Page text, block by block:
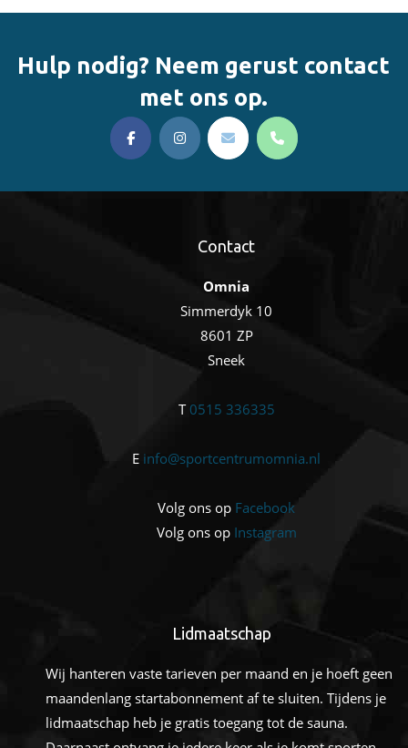
Hulp nodig? Neem gerust contact
met ons op.
Contact
Omnia
Simmerdyk 10
8601 ZP
Sneek
T0515 336335
E info@sportcentrumomnia.nl
Volg ons op Facebook
Volg ons op Instagram
Lidmaatschap
Wij hanteren vaste tarieven per maand en je hoeft geen
maandenlang startabonnement af te sluiten. Tijdens je
lidmaatschap heb je gratis toegang tot de sauna.